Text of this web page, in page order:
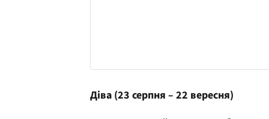
Діва (23 серпня – 22 вересня)